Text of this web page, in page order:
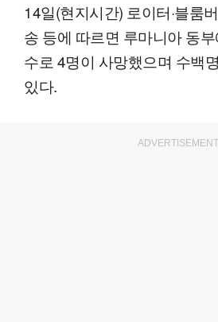
14일(현지시간) 로이터·블룸
송 등에 따르면 루마니아 동
수로 4명이 사망했으며 수백
있다.
ADVERTISEMENT